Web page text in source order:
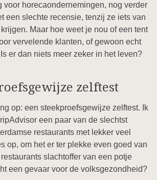
voor horecaondernemingen, nog verder
een slechte recensie, tenzij ze iets van
Maar hoe weet je nou of een tent
vervelende klanten, of gewoon echt
er dan niets meer zeker in het leven?
zelftest
op: een steekproefsgewijze zelftest. Ik
een paar van de slechtst
restaurants met lekker veel
op, om het er ter plekke even goed van
slachtoffer van een potje
een gevaar voor de volksgezondheid?